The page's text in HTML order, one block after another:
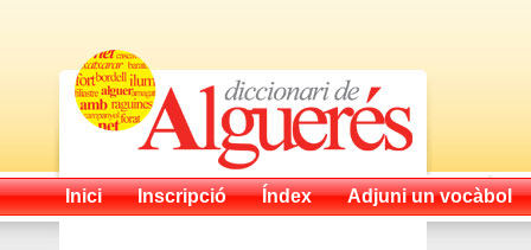
Inici Inscripció Índex Adjuni un vocàbol